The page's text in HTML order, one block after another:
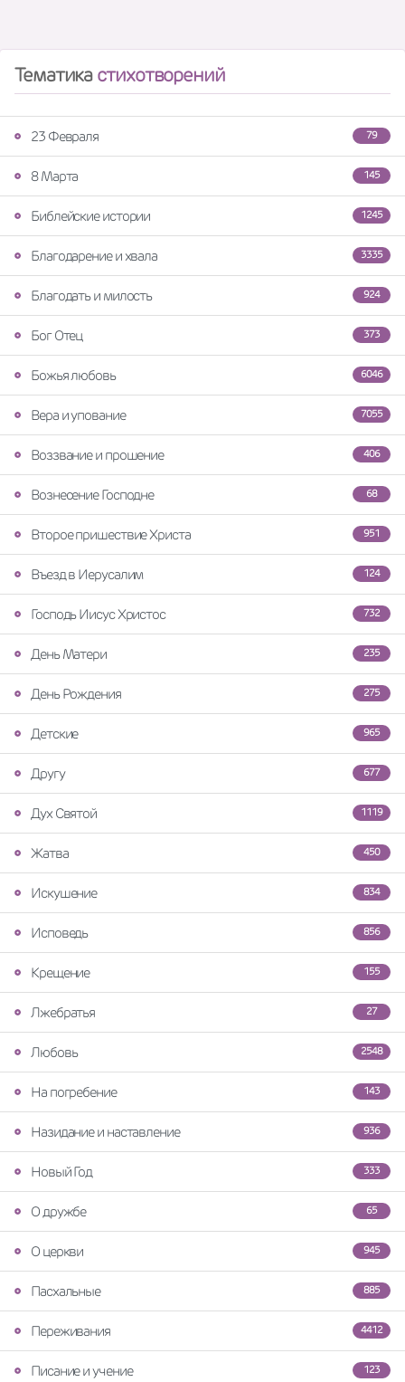
Тематикастихотворений
79
23 Февраля
145
8 Марта
1245
Библейские истории
3335
Благодарение и хвала
924
Благодать и милость
373
Бог Отец
6046
Божья любовь
7055
Вера и упование
406
Воззвание и прошение
68
Вознесение Господне
951
Второе пришествие Христа
124
Въезд в Иерусалим
732
Господь Иисус Христос
235
День Матери
275
День Рождения
965
Детские
677
Другу
1119
Дух Святой
450
Жатва
834
Искушение
856
Исповедь
155
Крещение
27
Лжебратья
2548
Любовь
143
На погребение
936
Назидание и наставление
333
Новый Год
65
О дружбе
945
О церкви
885
Пасхальные
4412
Переживания
123
Писание и учение